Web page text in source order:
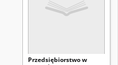
Przedsiębiorstwo w